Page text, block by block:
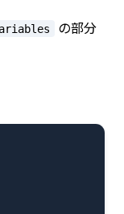
の部分